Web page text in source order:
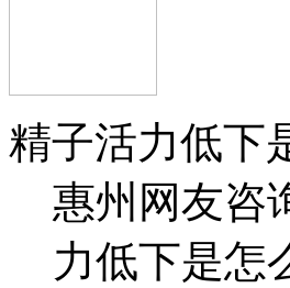
精子活力低下
惠州网友咨
力低下是怎